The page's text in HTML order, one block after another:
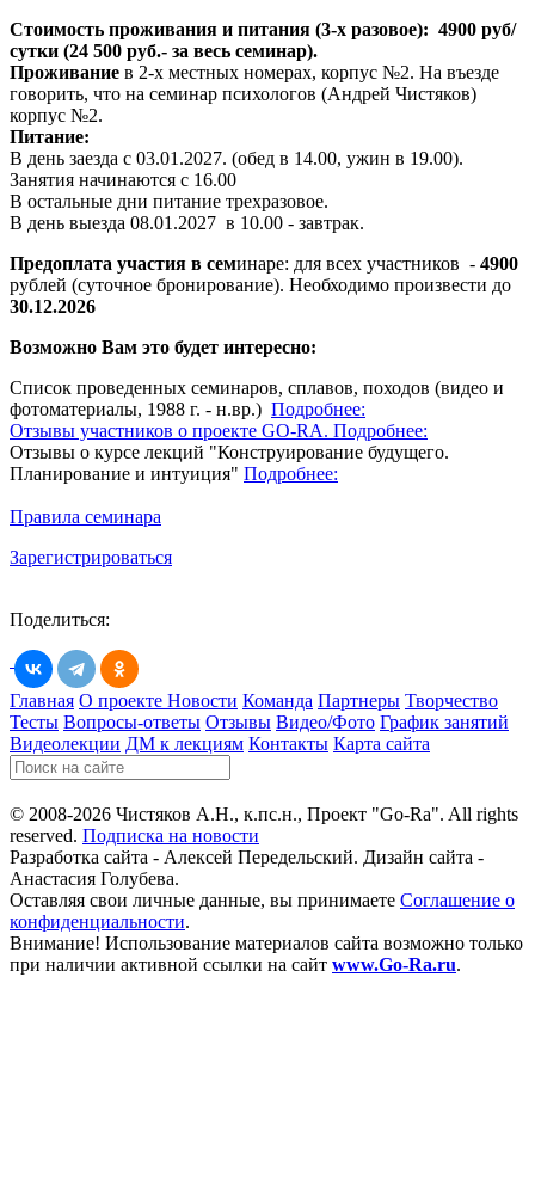
Стоимость проживания и питания (3-х разовое): 4900 руб/
сутки (24 500 руб.- за весь семинар).
Проживание в 2-х местных номерах, корпус №2. На въезде
говорить, что на семинар психологов (Андрей Чистяков)
корпус №2.
Питание:
В день заезда с 03.01.2027. (обед в 14.00, ужин в 19.00).
Занятия начинаются с 16.00
В остальные дни питание трехразовое.
В день выезда 08.01.2027 в 10.00 - завтрак.
Предоплата участия в семинаре: для всех участников - 4900
рублей (суточное бронирование). Необходимо произвести до
30.12.2026
Возможно Вам это будет интересно:
Список проведенных семинаров, сплавов, походов (видео и
фотоматериалы, 1988 г. - н.вр.) Подробнее:
Отзывы участников о проекте GO-RA. Подробнее:
Отзывы о курсе лекций "Конструирование будущего.
Планирование и интуиция" Подробнее:
Правила семинара
Зарегистрироваться
Поделиться:
Главная О проекте Новости Команда Партнеры Творчество
Тесты Вопросы-ответы Отзывы Видео/Фото График занятий
Видеолекции ДМ к лекциям Контакты Карта сайта
© 2008-2026 Чистяков А.Н., к.пс.н., Проект "Go-Ra". All rights
reserved. Подписка на новости
Разработка сайта - Алексей Передельский. Дизайн сайта -
Анастасия Голубева.
Оставляя свои личные данные, вы принимаете Соглашение о
конфиденциальности.
Внимание! Использование материалов сайта возможно только
при наличии активной ссылки на сайт www.Go-Ra.ru.